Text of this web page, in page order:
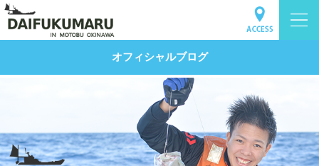
オフィシャルブログ